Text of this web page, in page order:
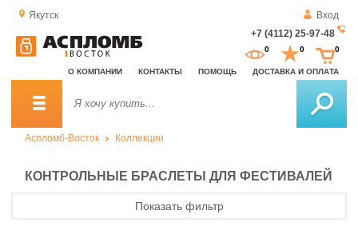
Якутск
Вход
+7 (4112) 25-97-48
О КОМПАНИИ КОНТАКТЫ ПОМОЩЬ ДОСТАВКА И ОПЛАТА
0 0 0
Аспломб-Восток Коллекции
КОНТРОЛЬНЫЕ БРАСЛЕТЫ ДЛЯ ФЕСТИВАЛЕЙ
Показать фильтр